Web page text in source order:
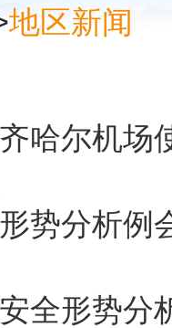
地区新闻
哈尔机场
势分析例
全形势分